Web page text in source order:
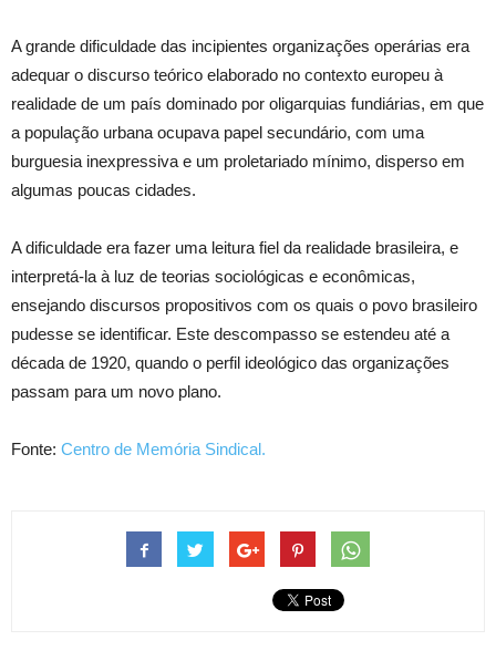
A grande dificuldade das incipientes organizações operárias era
adequar o discurso teórico elaborado no contexto europeu à
realidade de um país dominado por oligarquias fundiárias, em que
a população urbana ocupava papel secundário, com uma
burguesia inexpressiva e um proletariado mínimo, disperso em
algumas poucas cidades.
A dificuldade era fazer uma leitura fiel da realidade brasileira, e
interpretá-la à luz de teorias sociológicas e econômicas,
ensejando discursos propositivos com os quais o povo brasileiro
pudesse se identificar. Este descompasso se estendeu até a
década de 1920, quando o perfil ideológico das organizações
passam para um novo plano.
Fonte: Centro de Memória Sindical.